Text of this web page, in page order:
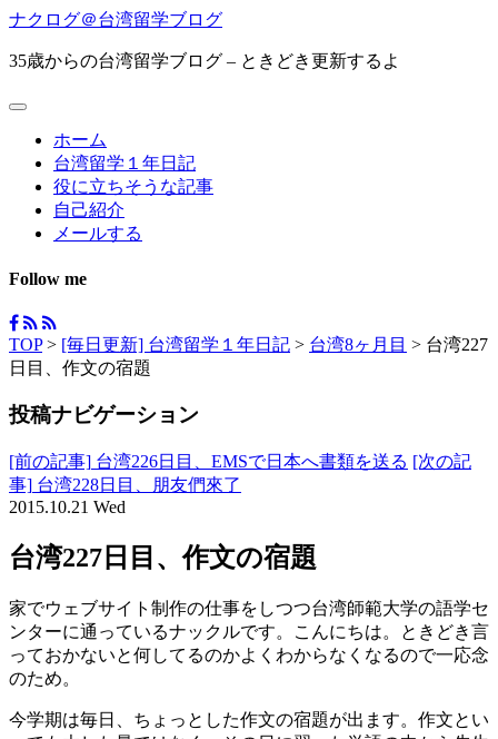
ナクログ＠台湾留学ブログ
35歳からの台湾留学ブログ – ときどき更新するよ
ホーム
台湾留学１年日記
役に立ちそうな記事
自己紹介
メールする
Follow me
TOP> [毎日更新] 台湾留学１年日記 > 台湾8ヶ月目 > 台湾227
日目、作文の宿題
投稿ナビゲーション
[前の記事] 台湾226日目、EMSで日本へ書類を送る [次の記
事] 台湾228日目、朋友們來了
2015.10.21 Wed
台湾227日目、作文の宿題
家でウェブサイト制作の仕事をしつつ台湾師範大学の語学セ
ンターに通っているナックルです。こんにちは。ときどき言
っておかないと何してるのかよくわからなくなるので一応念
のため。
今学期は毎日、ちょっとした作文の宿題が出ます。作文とい